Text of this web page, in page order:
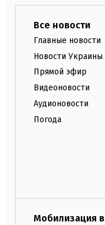
Все новости
Главные новости
Новости Украины
Прямой эфир
Видеоновости
Аудионовости
Погода
Мобилизация в